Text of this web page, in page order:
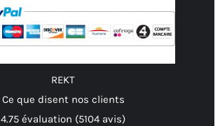
REKT
Ce que disent nos clients
4.75 évaluation (5104 avis)